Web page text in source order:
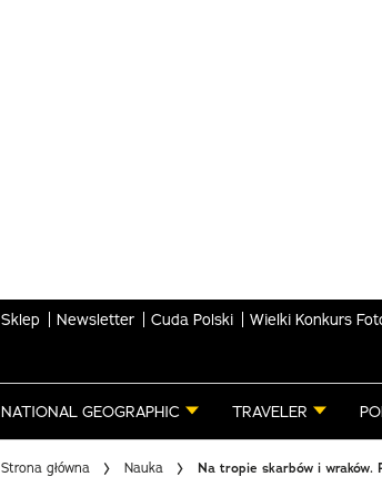
Sklep Newsletter Cuda Polski Wielki Konkurs
NATIONAL GEOGRAPHIC TRAVELER
Strona główna Nauka Na tropie skarbów i wraków.